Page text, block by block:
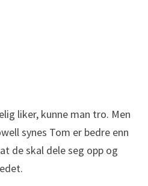
liker, kunne man tro. Men
synes Tom er bedre enn
de skal dele seg opp og